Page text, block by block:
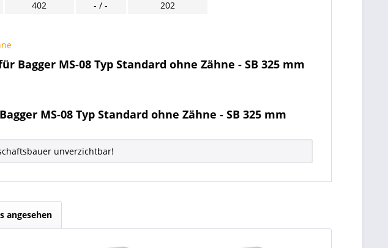
402 - / - 202
MS-08 Typ Standard ohne Zähne - SB 325 mm
MS-08 Typ Standard ohne Zähne - SB 325 mm
unverzichtbar!
angesehen